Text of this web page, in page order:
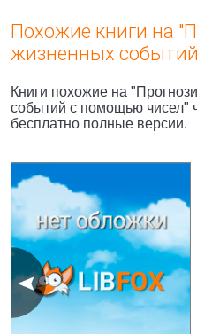
Похожие книги на
жизненных
Книги похожие на
событий с помощью чисел"
бесплатно полные версии.